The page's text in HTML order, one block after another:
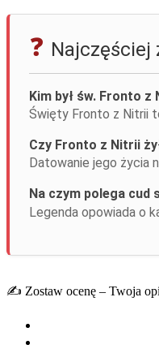
Najczęściej
Kim był św. Fronto z
Święty Fronto z Nitrii
Czy Fronto z Nitrii
Datowanie jego życia
Na czym polega cud
Legenda opowiada o
✍️ Zostaw ocenę – Twoja